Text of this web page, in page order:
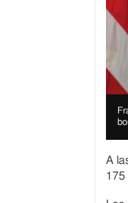
c
p
I
m
e
c
a
A
175